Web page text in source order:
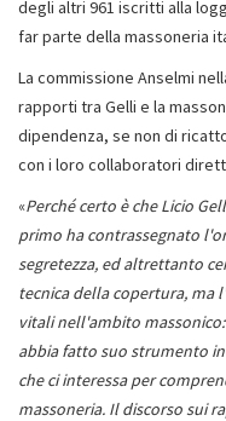
degli altri 961 iscritti alla
far parte della massoneria
La commissione Anselmi
rapporti tra Gelli e la
dipendenza, se non di
con i loro collaboratori
«Perché certo è che Licio
primo ha contrassegnato
segretezza, ed altrettanto
tecnica della copertura, ma
vitali nell'ambito
abbia fatto suo strumento
che ci interessa per
massoneria. Il discorso sui